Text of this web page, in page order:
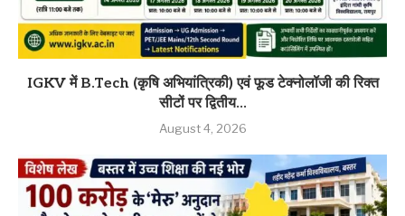
IGKV में B.Tech (कृषि अभियांत्रिकी) एवं फूड टेक्नोलॉजी की रिक्त
सीटों पर द्वितीय...
August 4, 2026